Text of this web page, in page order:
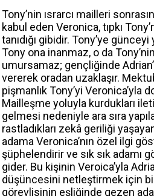
Tony’nin ısrarcı mailleri
kabul eden Veronica, tıpkı
tanıdığı gibidir. Tony’ye günceyi
Tony ona inanmaz, o da
umursamaz; gençliğinde
vererek oradan uzaklaşır.
pişmanlık Tony’yi Veronica’yla
Mailleşme yoluyla kurdukları
gelmesi nedeniyle ara sıra
rastladıkları zekâ geriliği
adama Veronica’nın özel ilgi
şüphelendirir ve sık sık adamı
gider. Bu kişinin Veroica’yla
düşüncesini netleştirmek için
görevlisinin eşliğinde gezen